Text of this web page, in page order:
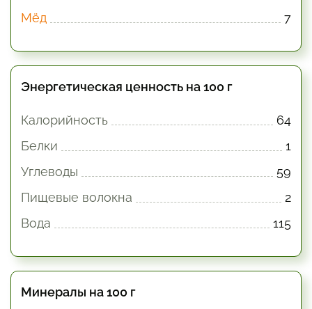
Мёд
7
Энергетическая ценность на 100 г
Калорийность
64
Белки
1
Углеводы
59
Пищевые волокна
2
Вода
115
Минералы на 100 г